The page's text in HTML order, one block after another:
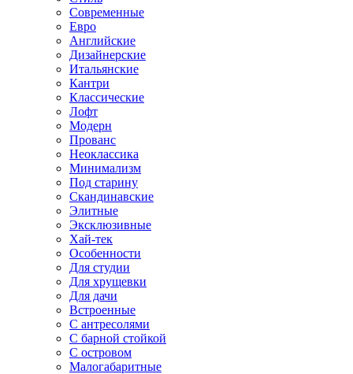
Современные
Евро
Английские
Дизайнерские
Итальянские
Кантри
Классические
Лофт
Модерн
Прованс
Неоклассика
Минимализм
Под старину
Скандинавские
Элитные
Эксклюзивные
Хай-тек
Особенности
Для студии
Для хрущевки
Для дачи
Встроенные
С антресолями
С барной стойкой
С островом
Малогабаритные